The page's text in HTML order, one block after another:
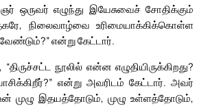
ஒருவர் எழுந்து இயேசுவைச் சோதிக்கும்
நிலைவாழ்வை உரிமையாக்கிக்கொள்ள
என்று கேட்டார்.
நூலில் என்ன எழுதியிருக்கிறது?
என்று அவரிடம் கேட்டார். அவர்
முழு இதயத்தோடும், முழு உள்ளத்தோடும்,